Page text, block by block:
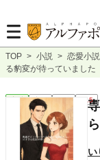
TOP > 小説 > 恋愛小説
る豹変が待っていました
恋愛 完結 短編 R15
い